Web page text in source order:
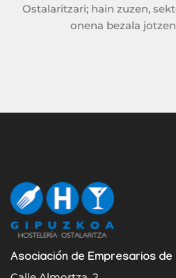
Ostalaritzari; hain zuzen,
onena bezala
Asociación de Empresarios